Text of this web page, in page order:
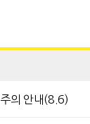
의 안내(8.6)